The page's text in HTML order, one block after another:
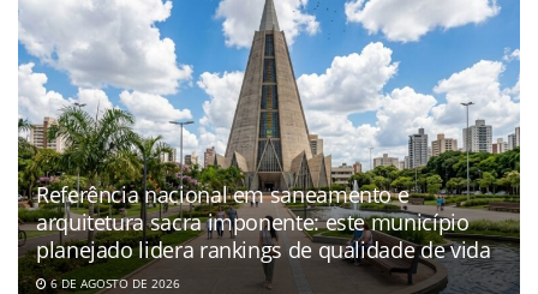
Referência nacional em saneamento e
arquitetura sacra imponente: este município
planejado lidera rankings de qualidade de vida
6 DE AGOSTO DE 2026